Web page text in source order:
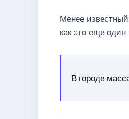
Менее
как это еще один
В городе